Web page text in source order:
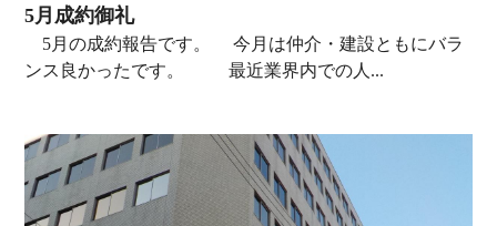
5月成約御礼
5月の成約報告です。 今月は仲介・建設ともにバラ
ンス良かったです。 最近業界内での人...